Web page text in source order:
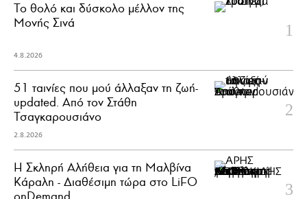
Το θολό και δύσκολο μέλλον της
Μονής Σινά
4.8.2026
51 ταινίες που μού άλλαξαν τη ζωή-
updated. Aπό τον Στάθη
Τσαγκαρουσιάνο
2.8.2026
Η Σκληρή Αλήθεια για τη Μαλβίνα
Κάραλη - Διαθέσιμη τώρα στo LiFO